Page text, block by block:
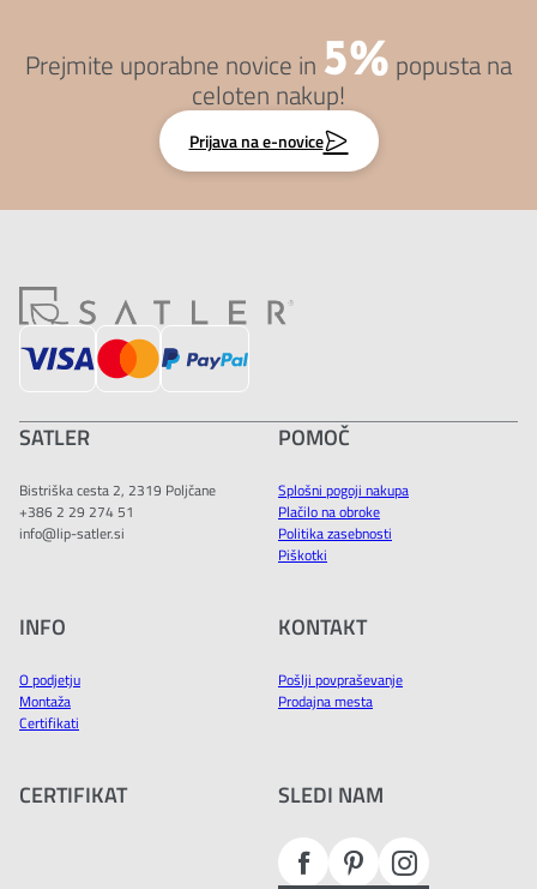
Prejmite uporabne novice in 5% popusta na
celoten nakup!
Prijava na e-novice
SATLER
Bistriška cesta 2, 2319 Poljčane
+386 2 29 274 51
info@lip-satler.si
POMOČ
Splošni pogoji nakupa
Plačilo na obroke
Politika zasebnosti
Piškotki
INFO
O podjetju
Montaža
Certifikati
KONTAKT
Pošlji povpraševanje
Prodajna mesta
CERTIFIKAT SLEDI NAM